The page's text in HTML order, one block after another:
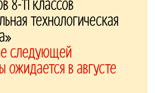
технологическая
следующей
ожидается в августе